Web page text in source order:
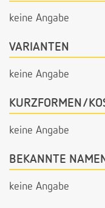
keine Angabe
VARIANTEN
keine Angabe
KURZFORMEN/
keine Angabe
BEKANNTE
keine Angabe